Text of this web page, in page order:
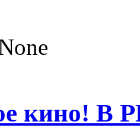
кино!